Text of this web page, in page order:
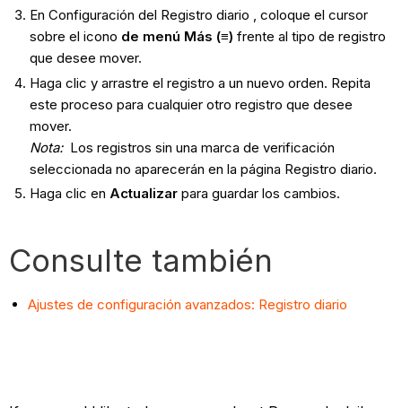
En Configuración del Registro diario , coloque el cursor
sobre el icono de menú Más (≡) frente al tipo de registro
que desee mover.
Haga clic y arrastre el registro a un nuevo orden. Repita
este proceso para cualquier otro registro que desee
mover.
Nota: Los registros sin una marca de verificación
seleccionada no aparecerán en la página Registro diario.
Haga clic en Actualizarpara guardar los cambios.
Consulte también
Ajustes de configuración avanzados: Registro diario